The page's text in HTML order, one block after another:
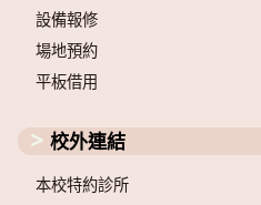
設備報修
場地預約
平板借用
校外連結
本校特約診所